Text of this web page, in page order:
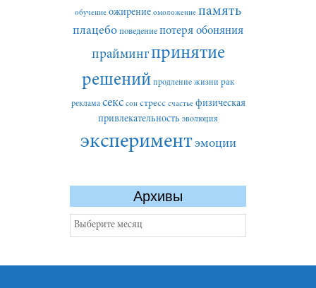
обучение ожирение омоложение память
плацебо поведение потеря обоняния
праймингпринятие
решений продление жизни рак
реклама секс сон стресс счастье физическая
привлекательность эволюция
экспериментэмоции
Архивы
Архивы